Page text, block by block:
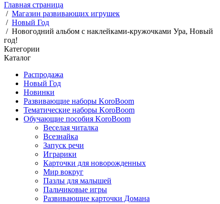
Главная страница
/ Магазин развивающих игрушек
/ Новый Год
/ Новогодний альбом с наклейками-кружочками Ура, Новый
год!
Категории
Каталог
Распродажа
Новый Год
Новинки
Развивающие наборы KoroBoom
Тематические наборы KoroBoom
Обучающие пособия KoroBoom
Веселая читалка
Всезнайка
Запуск речи
Играрики
Карточки для новорожденных
Мир вокруг
Пазлы для малышей
Пальчиковые игры
Развивающие карточки Домана